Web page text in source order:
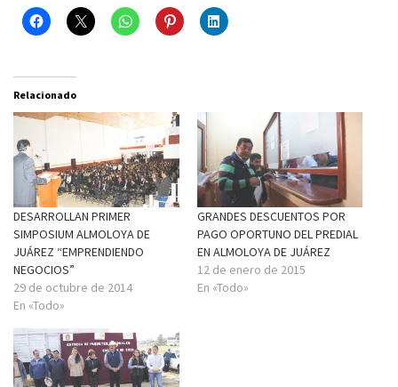
Relacionado
DESARROLLAN PRIMER
SIMPOSIUM ALMOLOYA DE
JUÁREZ “EMPRENDIENDO
NEGOCIOS”
29 de octubre de 2014
En «Todo»
GRANDES DESCUENTOS POR
PAGO OPORTUNO DEL PREDIAL
EN ALMOLOYA DE JUÁREZ
12 de enero de 2015
En «Todo»